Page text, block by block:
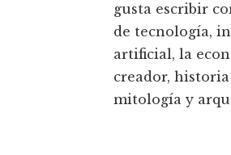
gusta escribir
de tecnología,
artificial, la
creador,
mitología y